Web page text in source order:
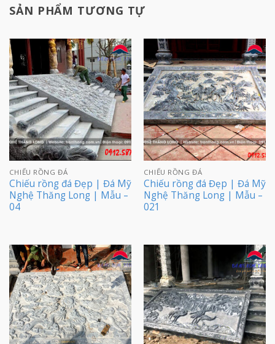
SẢN PHẨM TƯƠNG TỰ
CHIẾU RỒNG ĐÁ
Chiếu rồng đá Đẹp | Đá Mỹ
Nghệ Thăng Long | Mẫu –
04
CHIẾU RỒNG ĐÁ
Chiếu rồng đá Đẹp | Đá Mỹ
Nghệ Thăng Long | Mẫu –
021